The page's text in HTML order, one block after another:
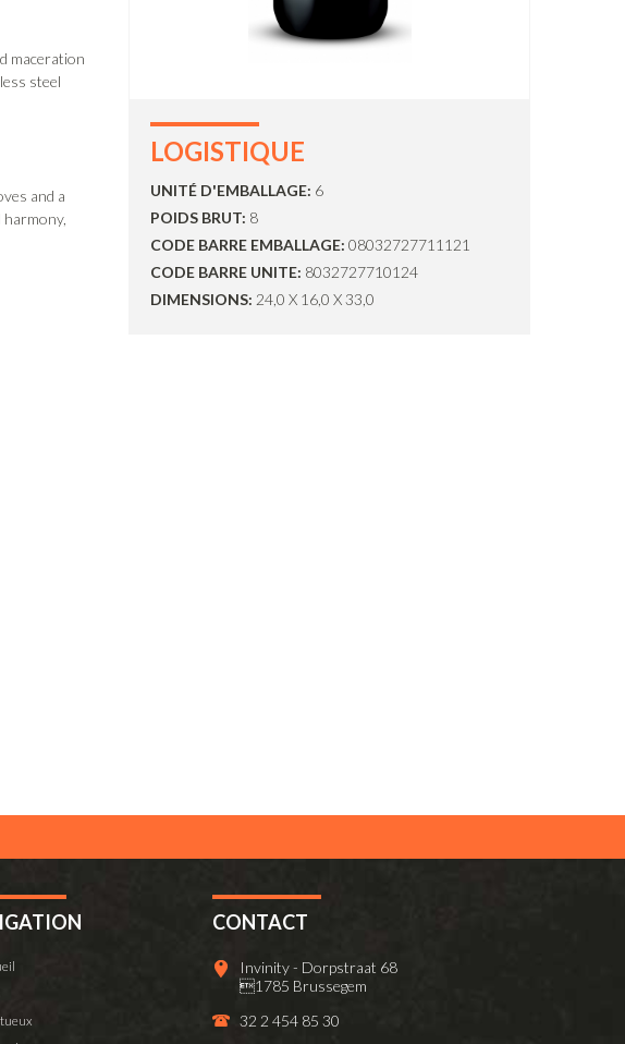
maceration
steel
and a
LOGISTIQUE
UNITÉ D'EMBALLAGE: 6
POIDS BRUT: 8
CODE BARRE EMBALLAGE: 08032727711121
CODE BARRE UNITE: 8032727710124
DIMENSIONS: 24,0 X 16,0 X 33,0
CONTACT
Invinity - Dorpstraat 68
1785 Brussegem
32 2 454 85 30